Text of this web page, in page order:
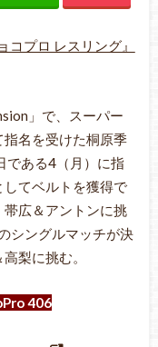
コプロ レスリング』
」で、スーパー
名を受けた桐原季
である4（月）に指
てベルトを獲得で
広＆アントンに挑
シングルマッチが決
梨に挑む。
406